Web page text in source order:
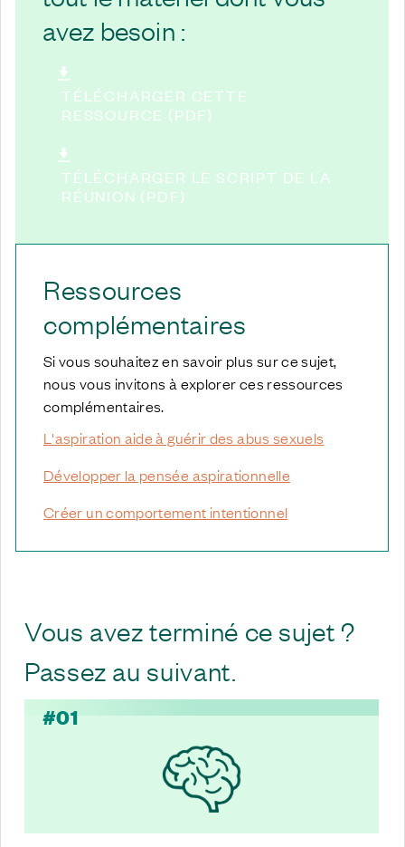
avez besoin :
TÉLÉCHARGER CETTE
RESSOURCE (PDF)
TÉLÉCHARGER LE SCRIPT DE LA
RÉUNION (PDF)
Ressources
complémentaires
Si vous souhaitez en savoir plus sur ce sujet,
nous vous invitons à explorer ces ressources
complémentaires.
L'aspiration aide à guérir des abus sexuels
Développer la pensée aspirationnelle
Créer un comportement intentionnel
Vous avez terminé ce sujet ?
Passez au suivant.
#01